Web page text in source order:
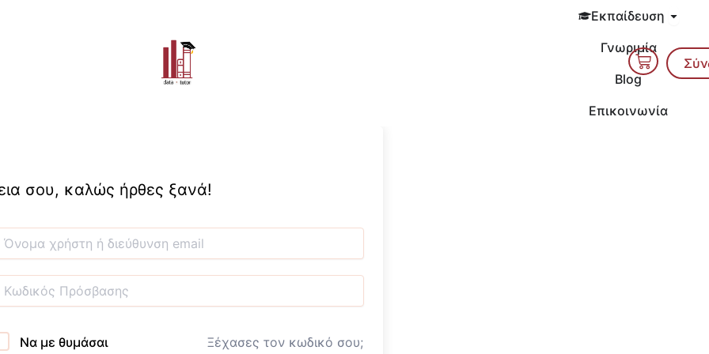
Εκπαίδευση Open
Γνωριμία
Blog
Επικοινωνία
Cart
σου, καλώς ήρθες ξανά!
Να με θυμάσαι Ξέχασες τον κωδικό σου;